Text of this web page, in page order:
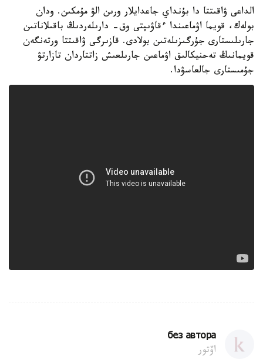
الداعى ۋاقىتتا دا بۇنداي جاعدايلار ورىن الۋ مۇمكىن. ودان
بولەك، قويما اۋماعىندا ءقاۋىپتى وق- دارىلەردىڭ باقىلاناتىن
جارىلىستارى جۇرگىزىلەتىن بولادى. قازىرگى ۋاقىتتا ورتەنگەن
قويمانىڭ تەحنيكالىق اۋماعىن جارىلعىش زاتتاردان تازارتۋ
جۇمىستارى جالعاسۋدا.
без автора
اۆتور